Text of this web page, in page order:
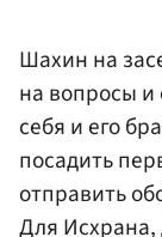
Шахин на
на вопросы и
себя и его
посадить
отправить
Для Исхрана,